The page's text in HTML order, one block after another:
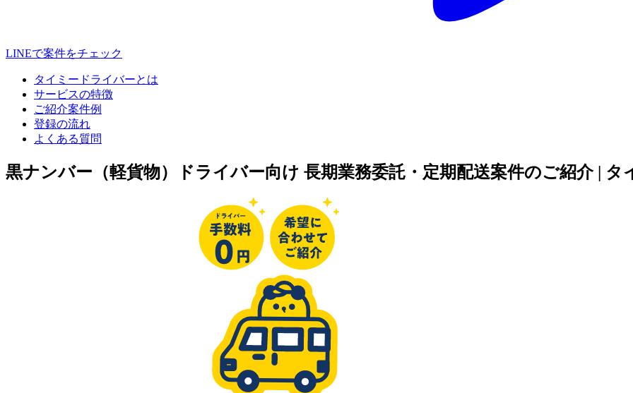
LINEで案件をチェック
タイミードライバーとは
サービスの特徴
ご紹介案件例
登録の流れ
よくある質問
黒ナンバー（軽貨物）ドライバー向け 長期業務委託・定期配送案件のご紹介 | タ